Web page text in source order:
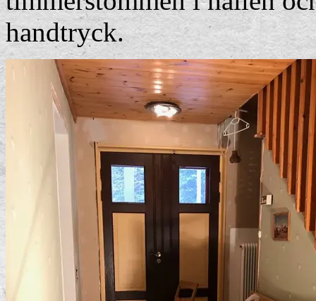
handtryck.